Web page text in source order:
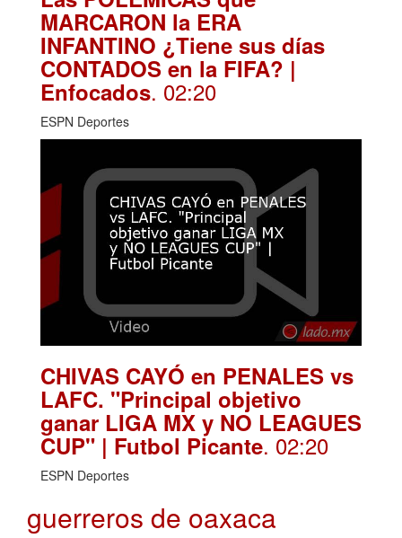
MARCARON la ERA
INFANTINO ¿Tiene sus días
CONTADOS en la FIFA? |
Enfocados. 02:20
ESPN Deportes
CHIVAS CAYÓ en PENALES vs
LAFC. "Principal objetivo
ganar LIGA MX y NO LEAGUES
CUP" | Futbol Picante. 02:20
ESPN Deportes
guerreros de oaxaca